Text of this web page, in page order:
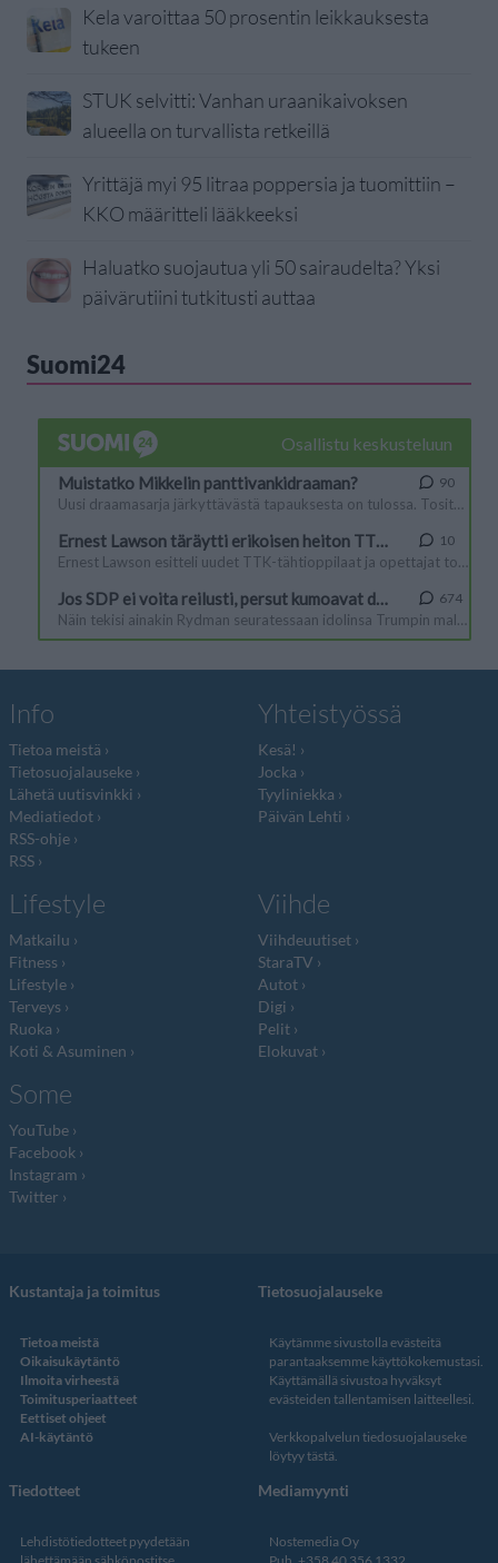
Kela varoittaa 50 prosentin leikkauksesta
tukeen
STUK selvitti: Vanhan uraanikaivoksen
alueella on turvallista retkeillä
Yrittäjä myi 95 litraa poppersia ja tuomittiin –
KKO määritteli lääkkeeksi
Haluatko suojautua yli 50 sairaudelta? Yksi
päivärutiini tutkitusti auttaa
Suomi24
Info
Tietoa meistä
Tietosuojalauseke
Lähetä uutisvinkki
Mediatiedot
RSS-ohje
RSS
Yhteistyössä
Kesä!
Jocka
Tyyliniekka
Päivän Lehti
Lifestyle
Matkailu
Fitness
Lifestyle
Terveys
Ruoka
Koti & Asuminen
Viihde
Viihdeuutiset
StaraTV
Autot
Digi
Pelit
Elokuvat
Some
YouTube
Facebook
Instagram
Twitter
Kustantaja ja toimitus
Tietoa meistä
Oikaisukäytäntö
Ilmoita virheestä
Toimitusperiaatteet
Eettiset ohjeet
AI-käytäntö
Tietosuojalauseke
Käytämme sivustolla evästeitä
parantaaksemme käyttökokemustasi.
Käyttämällä sivustoa hyväksyt
evästeiden tallentamisen laitteellesi.
Verkkopalvelun tiedosuojalauseke
löytyy tästä.
Tiedotteet
Lehdistötiedotteet pyydetään
Mediamyynti
Nostemedia Oy